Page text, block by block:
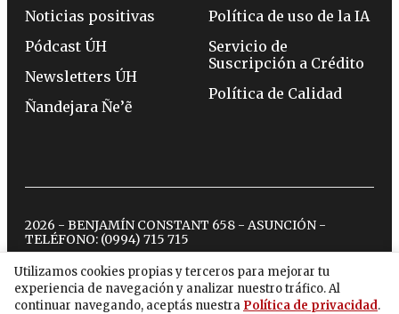
Utilizamos cookies propias y terceros para mejorar tu
experiencia de navegación y analizar nuestro tráfico. Al
continuar navegando, aceptás nuestra Política de privacidad.
Noticias positivas
Pódcast ÚH
Newsletters ÚH
Ñandejara Ñe’ẽ
Política de uso de la IA
Servicio de
Suscripción a Crédito
Política de Calidad
2026 - BENJAMÍN CONSTANT 658 - ASUNCIÓN -
TELÉFONO: (0994) 715 715
twitterinstagram
facebook
tiktokyoutubespotify